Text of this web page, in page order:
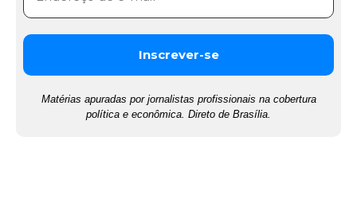
Matérias apuradas por jornalistas profissionais na cobertura
política e econômica. Direto de Brasília.